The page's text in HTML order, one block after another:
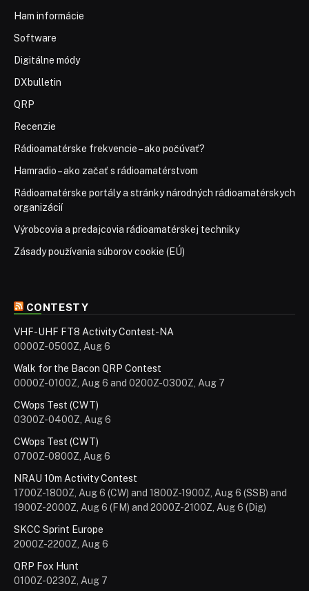
Ham informácie
Software
Digitálne módy
DXbulletin
QRP
Recenzie
Rádioamatérske frekvencie – ako počúvať?
Hamradio – ako začať s rádioamatérstvom
Rádioamatérske portály a stránky národných rádioamatérskych
organizácií
Výrobcovia a predajcovia rádioamatérskej techniky
Zásady používania súborov cookie (EÚ)
CONTESTY
VHF-UHF FT8 Activity Contest-NA
0000Z-0500Z, Aug 6
Walk for the Bacon QRP Contest
0000Z-0100Z, Aug 6 and 0200Z-0300Z, Aug 7
CWops Test (CWT)
0300Z-0400Z, Aug 6
CWops Test (CWT)
0700Z-0800Z, Aug 6
NRAU 10m Activity Contest
1700Z-1800Z, Aug 6 (CW) and 1800Z-1900Z, Aug 6 (SSB) and
1900Z-2000Z, Aug 6 (FM) and 2000Z-2100Z, Aug 6 (Dig)
SKCC Sprint Europe
2000Z-2200Z, Aug 6
QRP Fox Hunt
0100Z-0230Z, Aug 7